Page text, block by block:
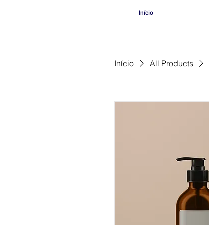
Início
Início All Products